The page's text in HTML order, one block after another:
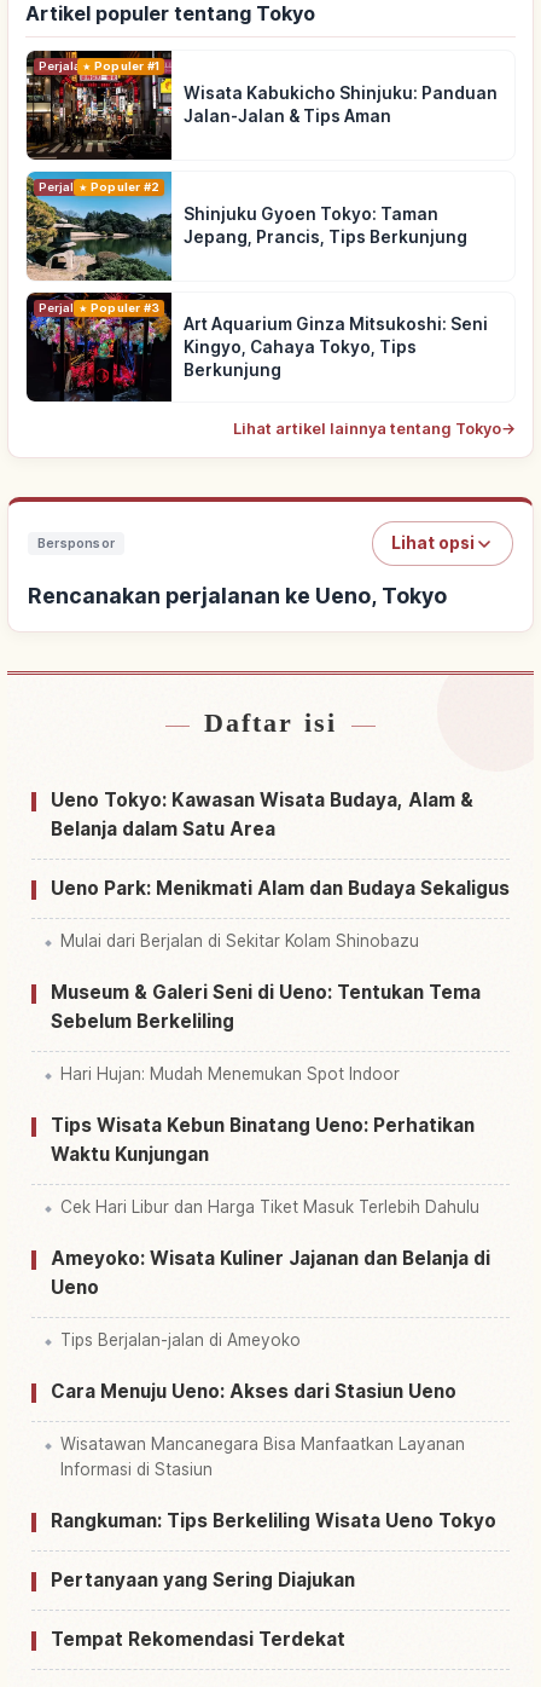
Artikel populer tentang Tokyo
PerjalananPopuler #1
Wisata Kabukicho Shinjuku: Panduan
Jalan-Jalan & Tips Aman
PerjalananPopuler #2
Shinjuku Gyoen Tokyo: Taman
Jepang, Prancis, Tips Berkunjung
PerjalananPopuler #3
Art Aquarium Ginza Mitsukoshi: Seni
Kingyo, Cahaya Tokyo, Tips
Berkunjung
Lihat artikel lainnya tentang Tokyo→
Bersponsor Lihat opsi
Rencanakan perjalanan ke Ueno, Tokyo
Cari penginapan dekat Ueno, Tokyo
Cari aktivitas di Ueno, Tokyo↗
Daftar isi
Ueno Tokyo: Kawasan Wisata Budaya, Alam &
Belanja dalam Satu Area
Ueno Park: Menikmati Alam dan Budaya Sekaligus
Mulai dari Berjalan di Sekitar Kolam Shinobazu
Museum & Galeri Seni di Ueno: Tentukan Tema
Sebelum Berkeliling
Hari Hujan: Mudah Menemukan Spot Indoor
Tips Wisata Kebun Binatang Ueno: Perhatikan
Waktu Kunjungan
Cek Hari Libur dan Harga Tiket Masuk Terlebih Dahulu
Ameyoko: Wisata Kuliner Jajanan dan Belanja di
Ueno
Tips Berjalan-jalan di Ameyoko
Cara Menuju Ueno: Akses dari Stasiun Ueno
Wisatawan Mancanegara Bisa Manfaatkan Layanan
Informasi di Stasiun
Rangkuman: Tips Berkeliling Wisata Ueno Tokyo
Pertanyaan yang Sering Diajukan
Tempat Rekomendasi Terdekat